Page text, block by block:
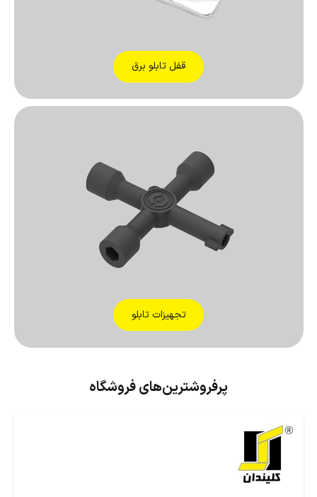
قفل تابلو برق
تجهیزات تابلو
پرفروشترین‌های فروشگاه